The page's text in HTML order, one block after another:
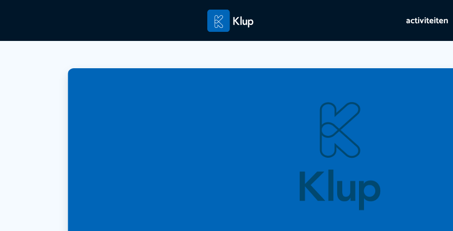
activiteiten